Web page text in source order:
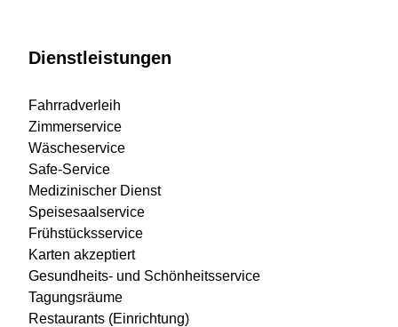
Dienstleistungen
Fahrradverleih
Zimmerservice
Wäscheservice
Safe-Service
Medizinischer Dienst
Speisesaalservice
Frühstücksservice
Karten akzeptiert
Gesundheits- und Schönheitsservice
Tagungsräume
Restaurants (Einrichtung)